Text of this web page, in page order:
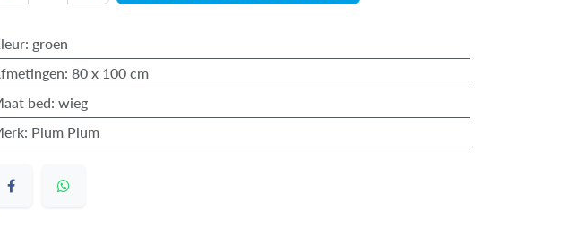
: groen
: 80 x 100 cm
bed: wieg
: Plum Plum